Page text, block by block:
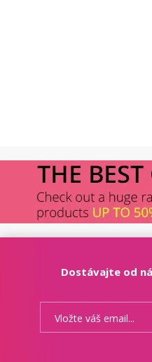
Dostávajte od